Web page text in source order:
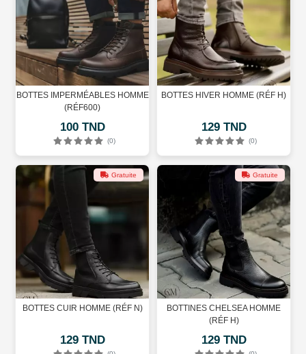
BOTTES IMPERMÉABLES HOMME
(RÉF600)
100 TND
(0)
BOTTES HIVER HOMME (RÉF H)
129 TND
(0)
Gratuite
BOTTES CUIR HOMME (RÉF N)
129 TND
Gratuite
BOTTINES CHELSEA HOMME
(RÉF H)
129 TND